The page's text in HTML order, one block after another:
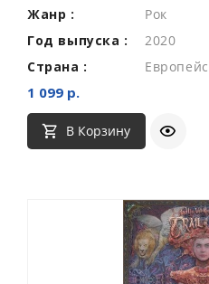
Жанр :
Рок
Год выпуска :
2020
Страна :
1 099 р.
В Корзину